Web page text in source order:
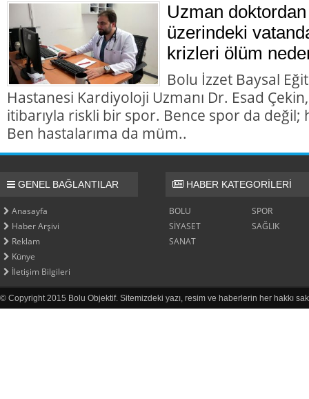
Uzman doktordan
üzerindeki
krizleri ölüm
Bolu İzzet Baysal
Hastanesi Kardiyoloji Uzmanı Dr. Esad
itibarıyla riskli bir spor. Bence spor da değil;
Ben hastalarıma da müm..
GENEL BAĞLANTILAR
Anasayfa
Haber Arşivi
Reklam
Künye
İletişim Bilgileri
HABER KATEGORİLERİ
BOLU
SPOR
SİYASET
SAĞLIK
SANAT
© Copyright 2015 Bolu Objektif. Sitemizdeki yazı, resim ve haberlerin her hakkı